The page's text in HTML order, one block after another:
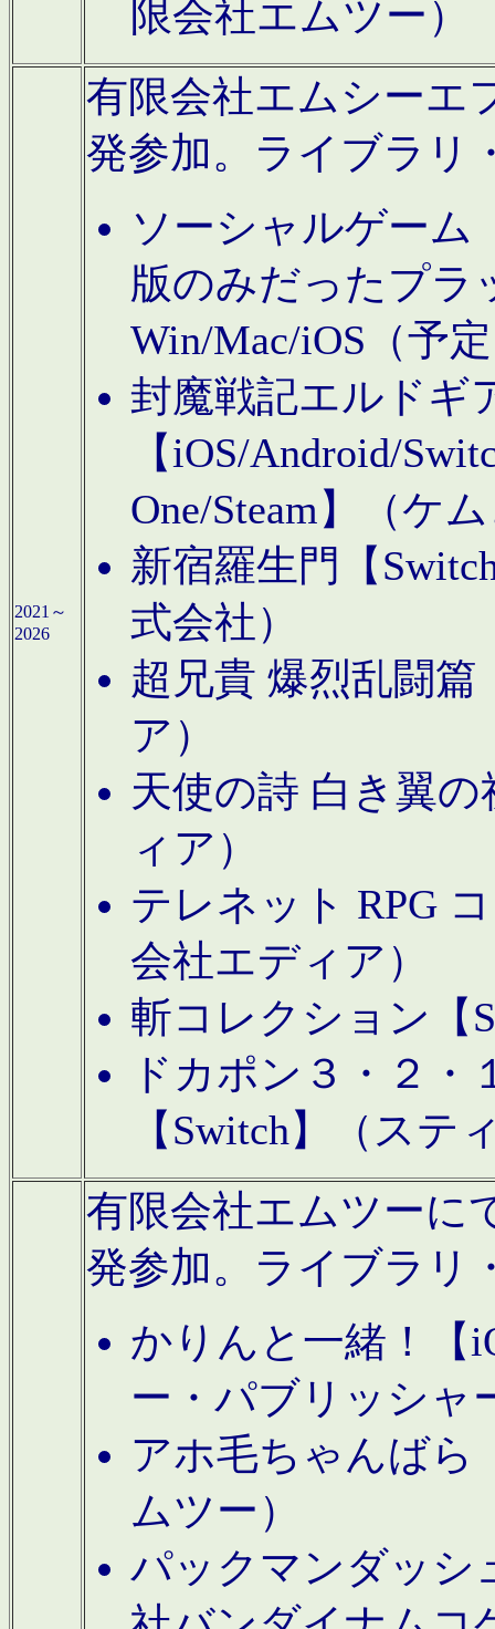
限会社エムツー）
2021～
2026
有限会社エムシーエ
発参加。ライブラリ
ソーシャルゲーム
版のみだったプラ
Win/Mac/iOS（予
封魔戦記エルドギ
【iOS/Android/
One/Steam】（ケ
新宿羅生門【
式会社）
超兄貴 爆烈乱闘篇
ア）
天使の詩 白き翼
ィア）
テレネット RPG
会社エディア）
斬コレクション【
ドカポン３・２
【Switch】（ステ
有限会社エムツーに
発参加。ライブラリ
かりんと一緒！【
ー・パブリッシャ
アホ毛ちゃんばら
ムツー）
パックマンダッシ